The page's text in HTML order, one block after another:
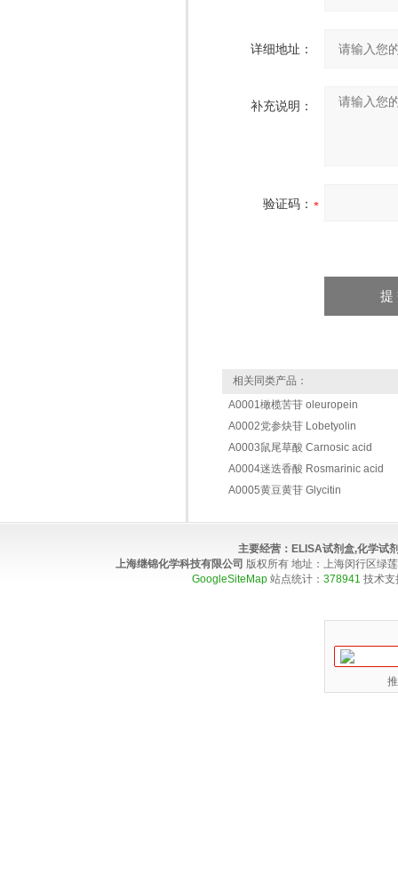
详细地址：
补充说明：
验证码：
相关同类产品：
A0001橄榄苦苷 oleuropein
A0002党参炔苷 Lobetyolin
A0003鼠尾草酸 Carnosic acid
A0004迷迭香酸 Rosmarinic acid
A0005黄豆黄苷 Glycitin
主要经营： ELISA试剂盒,化学试
上海继锦化学科技有限公司 版权所有 地址：上海闵行区绿
GoogleSiteMap 站点统计： 378941 技术支